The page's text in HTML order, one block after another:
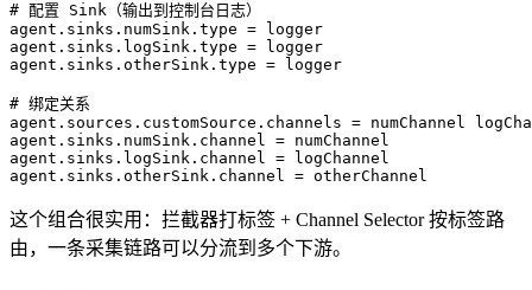
# 配置 Sink（输出到控制台日志）
agent.sinks.numSink.type =
logger
agent.sinks.logSink.type =
logger
agent.sinks.otherSink.type = logger
# 绑定关系
agent.sources.customSource.channels = numChannel
agent.sinks.numSink.channel = numChannel
agent.sinks.logSink.channel =
logChannel
agent.sinks.otherSink.channel = otherChannel
这个组合很实用：拦截器打标签 + Channel Selector 按标签路
由，一条采集链路可以分流到多个下游。